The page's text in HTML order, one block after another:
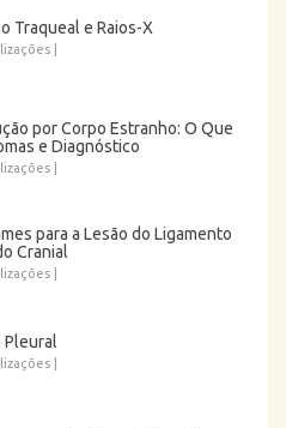
Traqueal e Raios-X
por Corpo Estranho: O Que
e Diagnóstico
para a Lesão do Ligamento
Cranial
Pleural